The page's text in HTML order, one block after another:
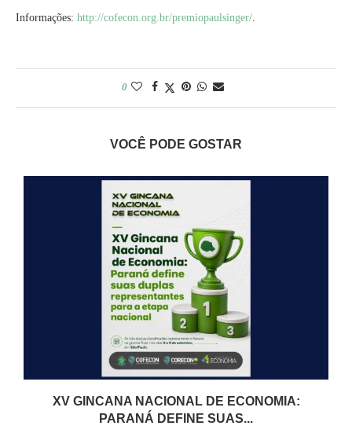
Informações: http://cofecon.org.br/premiopaulsinger/.
0
VOCÊ PODE GOSTAR
XV GINCANA NACIONAL DE ECONOMIA:
PARANÁ DEFINE SUAS...